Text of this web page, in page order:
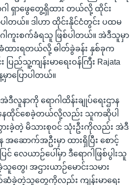
ာဂါ ရှာဖွေတွေ့ရှိထား တယ်လို့ ထိုင်း
ါတယ်။ ဒါဟာ ထိုင်းနိုင်ငံတွင်း ပထမ
ဂါကူးစက်ခံရသူ ဖြစ်ပါတယ်။ အဲဒီသူမှာ
ခံထားရတယ်လို့ ဓါတ်ခွဲခန်း နှစ်ခုက
ြည်သူ့ကျန်းမာရေးဝန်ကြီး Rajata
ာပြောပါတယ်။
နာကို ရောဂါထိန်းချုပ်ရေးဌာန
နေထိုင်စေခဲ့တယ်လို့လည်း သူကဆိုပါ
ခဲ့တဲ့ မိသားစုဝင် သုံးဦးကိုလည်း အဲဒီ
န အဆောက်အဦးမှာ ထားရှိပြီး စောင့်
င် လေယာဉ်ပေါ်မှာ ဒီရောဂါဖြစ်ပွါးသူ
တွေ၊ အဌားယာဉ်မောင်းသမား
ခဲ့တဲ့သူတွေကိုလည်း ကျန်းမာရေး